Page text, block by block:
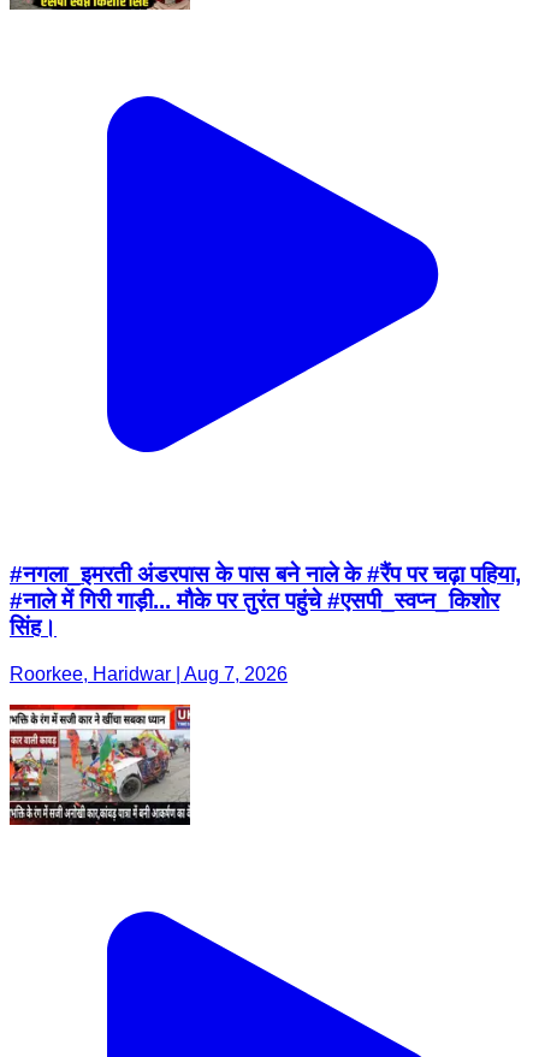
#नगला_इमरती अंडरपास के पास बने नाले के #रैंप पर चढ़ा पहिया,
#नाले में गिरी गाड़ी... मौके पर तुरंत पहुंचे #एसपी_स्वप्न_किशोर
सिंह।
Roorkee, Haridwar | Aug 7, 2026